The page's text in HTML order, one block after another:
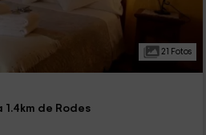
21 Fotos
de Rodes